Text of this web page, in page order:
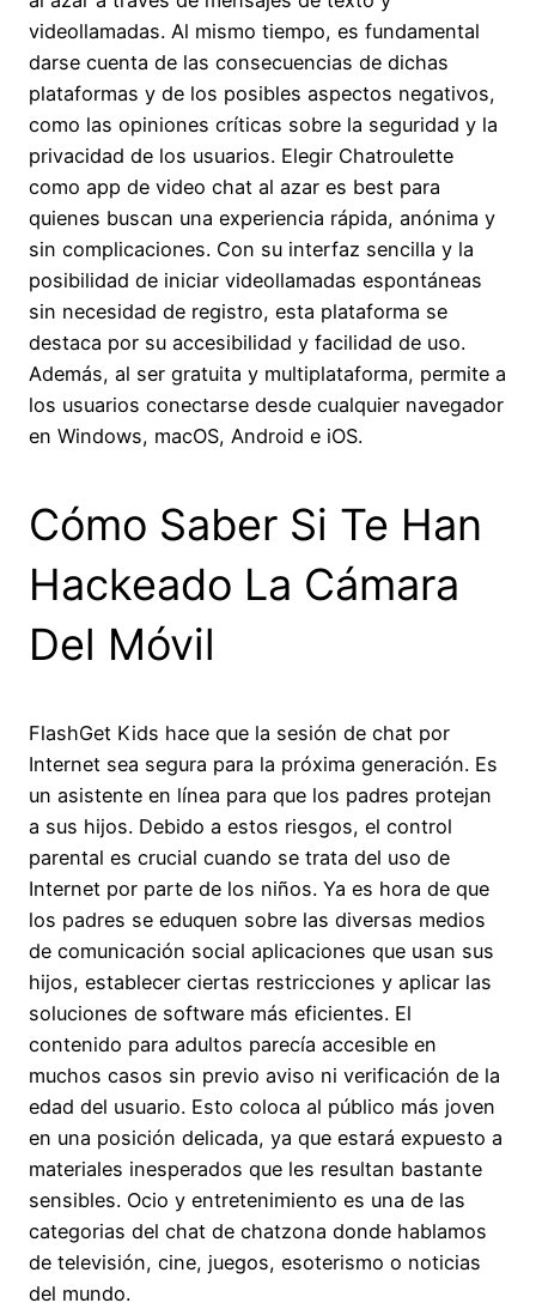
videollamadas. Al mismo tiempo, es fundamental
darse cuenta de las consecuencias de dichas
plataformas y de los posibles aspectos negativos,
como las opiniones críticas sobre la seguridad y la
privacidad de los usuarios. Elegir Chatroulette
como app de video chat al azar es best para
quienes buscan una experiencia rápida, anónima y
sin complicaciones. Con su interfaz sencilla y la
posibilidad de iniciar videollamadas espontáneas
sin necesidad de registro, esta plataforma se
destaca por su accesibilidad y facilidad de uso.
Además, al ser gratuita y multiplataforma, permite a
los usuarios conectarse desde cualquier navegador
en Windows, macOS, Android e iOS.
Cómo Saber Si Te Han
Hackeado La Cámara
Del Móvil
FlashGet Kids hace que la sesión de chat por
Internet sea segura para la próxima generación. Es
un asistente en línea para que los padres protejan
a sus hijos. Debido a estos riesgos, el control
parental es crucial cuando se trata del uso de
Internet por parte de los niños. Ya es hora de que
los padres se eduquen sobre las diversas medios
de comunicación social aplicaciones que usan sus
hijos, establecer ciertas restricciones y aplicar las
soluciones de software más eficientes. El
contenido para adultos parecía accesible en
muchos casos sin previo aviso ni verificación de la
edad del usuario. Esto coloca al público más joven
en una posición delicada, ya que estará expuesto a
materiales inesperados que les resultan bastante
sensibles. Ocio y entretenimiento es una de las
categorias del chat de chatzona donde hablamos
de televisión, cine, juegos, esoterismo o noticias
del mundo.